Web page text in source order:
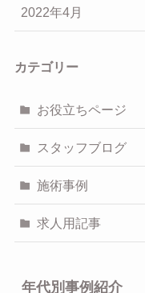
2022年4月
カテゴリー
お役立ちページ
スタッフブログ
施術事例
求人用記事
年代別事例紹介